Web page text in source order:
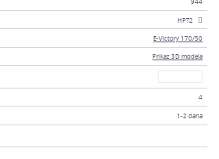
HPT2
E-Victory 170/50
Prikaz 3D modela
4
1-2 dana